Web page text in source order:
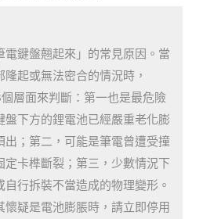
電鍵盤翹起來」的常見原因。當
起或無法密合的情況時，
個層面來判斷：第一也是最危險
盤下方的鋰電池已經嚴重老化膨
出；第二，可能是筆電曾遭受撞
定卡榫斷裂；第三，少數情況下
行拆裝不當造成的物理變形。
懷疑是電池膨脹時，請立即停用